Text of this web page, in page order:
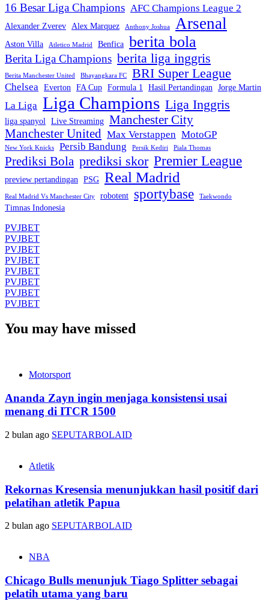
16 Besar Liga Champions AFC Champions League 2
Alexander Zverev Alex Marquez Anthony Joshua Arsenal
Aston Villa Atletico Madrid Benfica berita bola
Berita Liga Champions berita liga inggris
Berita Manchester United Bhayangkara FC BRI Super League
Chelsea Everton FA Cup Formula 1 Hasil Pertandingan Jorge Martin
La Liga Liga Champions Liga Inggris
liga spanyol Live Streaming Manchester City
Manchester United Max Verstappen MotoGP
New York Knicks Persib Bandung Persik Kediri Piala Thomas
Prediksi Bola prediksi skor Premier League
preview pertandingan PSG Real Madrid
Real Madrid Vs Manchester City robotent sportybase Taekwondo
Timnas Indonesia
PVJBET
PVJBET
PVJBET
PVJBET
PVJBET
PVJBET
PVJBET
PVJBET
You may have missed
Motorsport
Ananda Zayn ingin menjaga konsistensi usai
menang di ITCR 1500
2 bulan ago SEPUTARBOLAID
Atletik
Rekornas Kresensia menunjukkan hasil positif dari
pelatihan atletik Papua
2 bulan ago SEPUTARBOLAID
NBA
Chicago Bulls menunjuk Tiago Splitter sebagai
pelatih utama yang baru